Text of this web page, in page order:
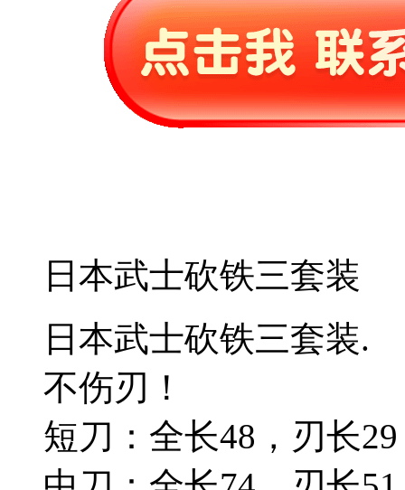
日本武士砍铁三套装
日本武士砍铁三套装.
不伤刃！
短刀：全长48，刃长